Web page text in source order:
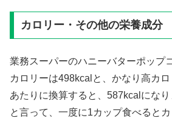
カロリー・その他の栄養成分
業務スーパーのハニーバターポップ
カロリーは498kcalと、かなり高カ
あたりに換算すると、587kcalにな
と言って、一度に1カップ食べると